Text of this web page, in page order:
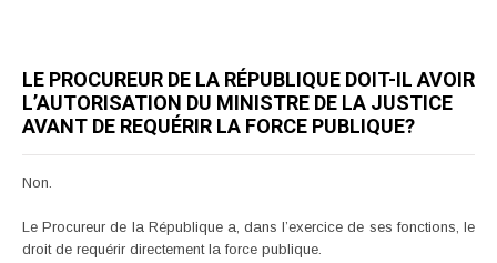
LE PROCUREUR DE LA RÉPUBLIQUE DOIT-IL AVOIR
L’AUTORISATION DU MINISTRE DE LA JUSTICE
AVANT DE REQUÉRIR LA FORCE PUBLIQUE?
Non.
Le Procureur de la République a, dans l’exercice de ses fonctions, le
droit de requérir directement la force publique.